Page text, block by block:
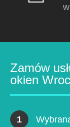
Zamów
okien
1